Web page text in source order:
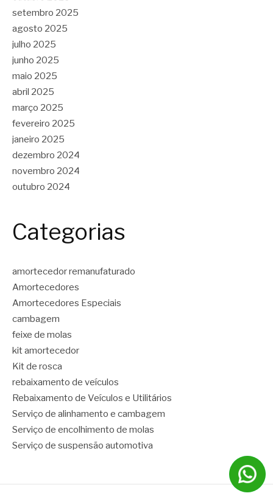
setembro 2025
agosto 2025
julho 2025
junho 2025
maio 2025
abril 2025
março 2025
fevereiro 2025
janeiro 2025
dezembro 2024
novembro 2024
outubro 2024
Categorias
amortecedor remanufaturado
Amortecedores
Amortecedores Especiais
cambagem
feixe de molas
kit amortecedor
Kit de rosca
rebaixamento de veículos
Rebaixamento de Veículos e Utilitários
Serviço de alinhamento e cambagem
Serviço de encolhimento de molas
Serviço de suspensão automotiva